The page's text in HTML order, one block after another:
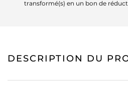
transformé(s) en un bon de
DESCRIPTION DU